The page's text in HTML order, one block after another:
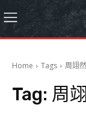
Home Tags 周翊然
Tag: 周